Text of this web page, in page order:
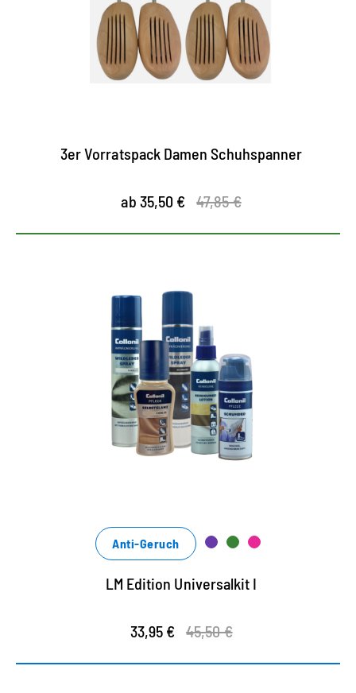
3er Vorratspack Damen Schuhspanner
ab 35,50 € 47,85 €
Anti-Geruch
LM Edition Universalkit I
33,95 € 45,50 €